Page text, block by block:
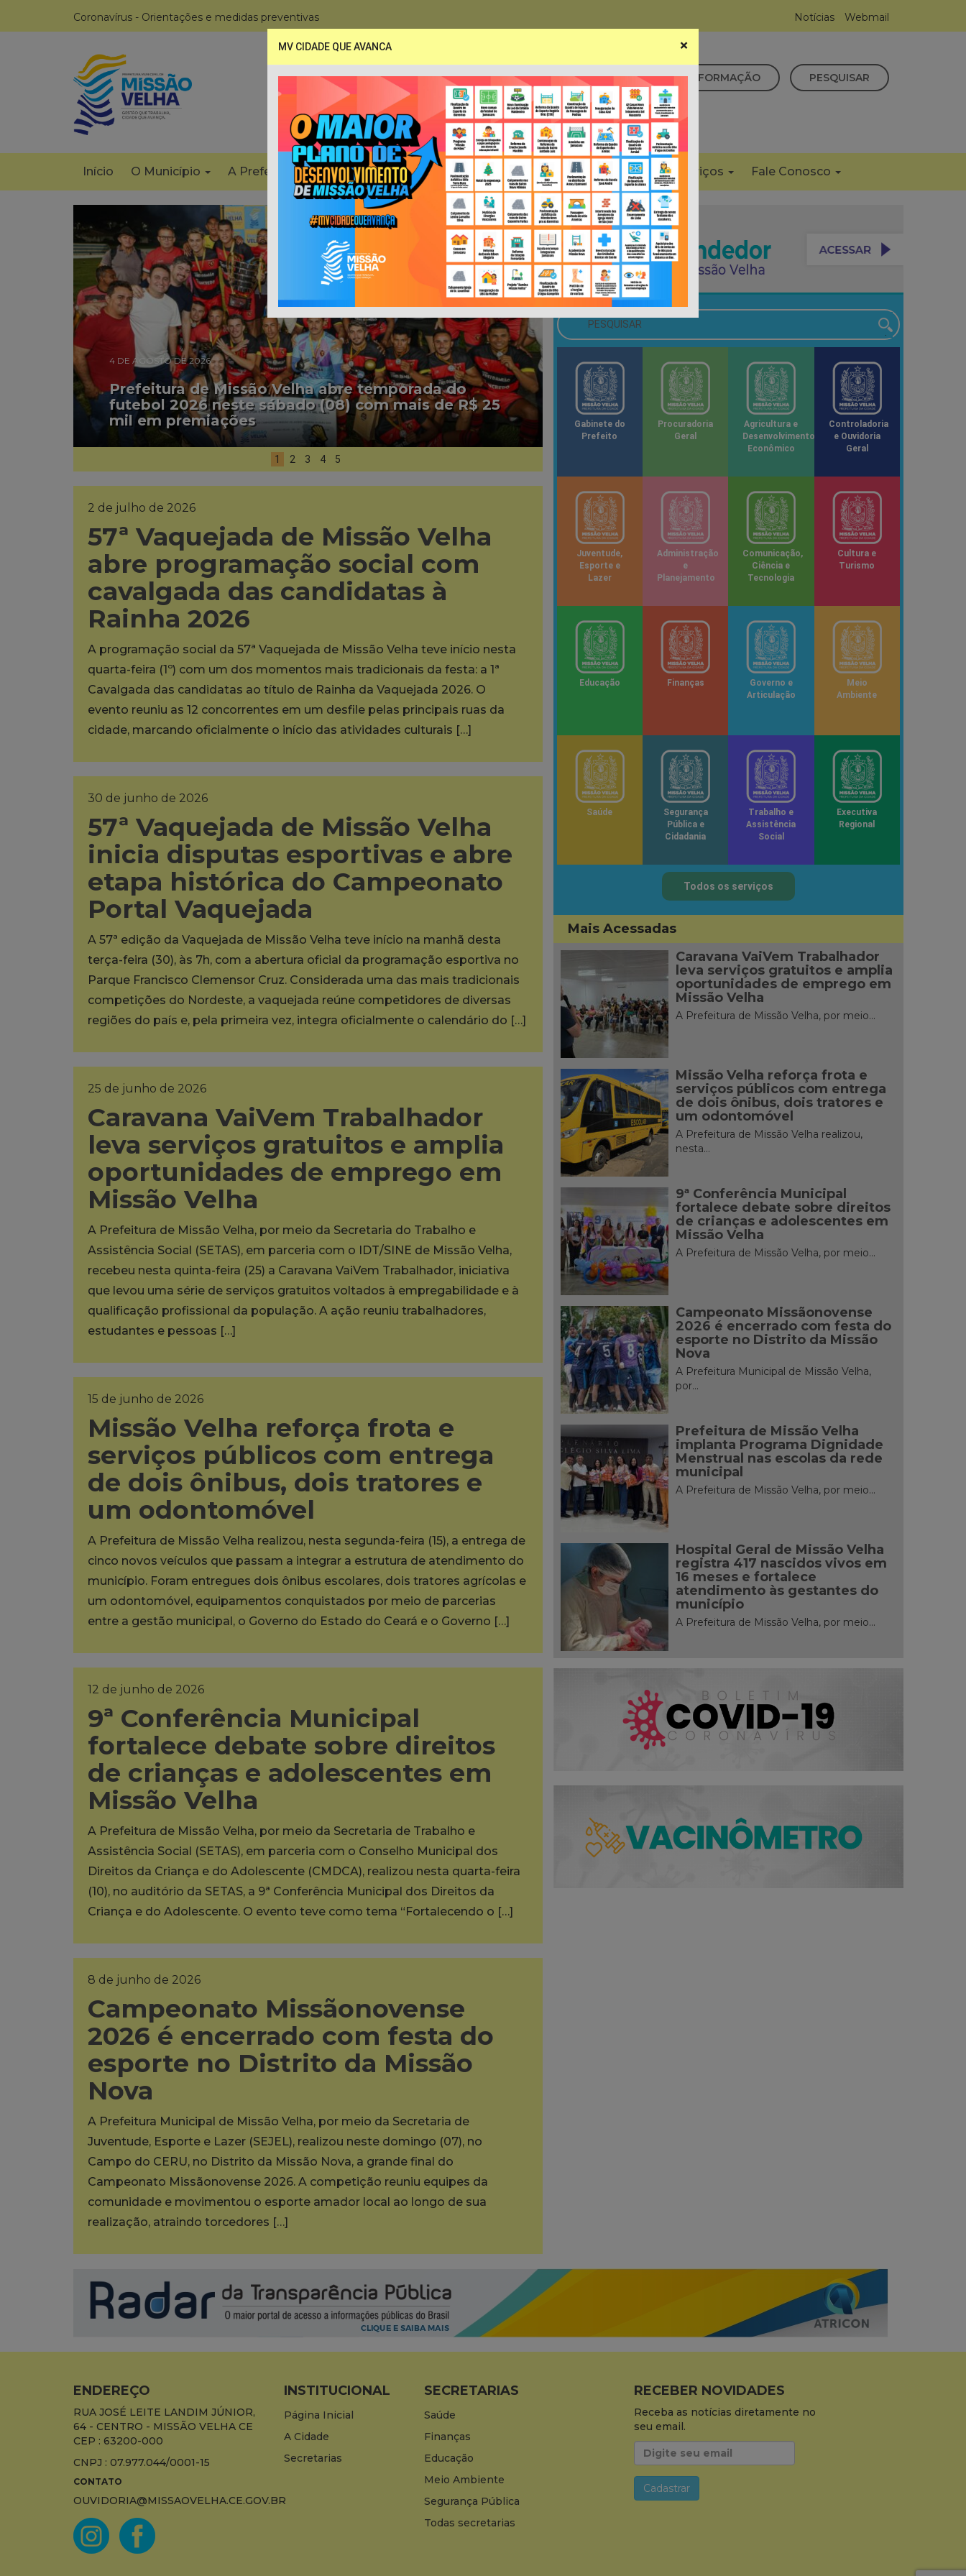
Coronavírus - Orientações e medidas preventivas Notícias Webmail
PORTAL DA TRANSPARÊNCIA ACESSO À INFORMAÇÃO PESQUISAR
Início O Município A Prefeitura Secretarias Publicações LRF e Contas Públicas Serviços Fale Conosco
1 2 3 4 5
4 DE AGOSTO DE 2026
Prefeitura de Missão Velha abre temporada do
futebol 2026 neste sábado (08) com mais de R$ 25
mil em premiações
2 de julho de 2026
57ª Vaquejada de Missão Velha
abre programação social com
cavalgada das candidatas à
Rainha 2026
A programação social da 57ª Vaquejada de Missão Velha teve início nesta
quarta-feira (1º) com um dos momentos mais tradicionais da festa: a 1ª
Cavalgada das candidatas ao título de Rainha da Vaquejada 2026. O
evento reuniu as 12 concorrentes em um desfile pelas principais ruas da
cidade, marcando oficialmente o início das atividades culturais […]
30 de junho de 2026
57ª Vaquejada de Missão Velha
inicia disputas esportivas e abre
etapa histórica do Campeonato
Portal Vaquejada
A 57ª edição da Vaquejada de Missão Velha teve início na manhã desta
terça-feira (30), às 7h, com a abertura oficial da programação esportiva no
Parque Francisco Clemensor Cruz. Considerada uma das mais tradicionais
competições do Nordeste, a vaquejada reúne competidores de diversas
regiões do país e, pela primeira vez, integra oficialmente o calendário do […]
25 de junho de 2026
Caravana VaiVem Trabalhador
leva serviços gratuitos e amplia
oportunidades de emprego em
Missão Velha
A Prefeitura de Missão Velha, por meio da Secretaria do Trabalho e
Assistência Social (SETAS), em parceria com o IDT/SINE de Missão Velha,
recebeu nesta quinta-feira (25) a Caravana VaiVem Trabalhador, iniciativa
que levou uma série de serviços gratuitos voltados à empregabilidade e à
qualificação profissional da população. A ação reuniu trabalhadores,
estudantes e pessoas […]
15 de junho de 2026
Missão Velha reforça frota e
serviços públicos com entrega
de dois ônibus, dois tratores e
um odontomóvel
A Prefeitura de Missão Velha realizou, nesta segunda-feira (15), a entrega de
cinco novos veículos que passam a integrar a estrutura de atendimento do
município. Foram entregues dois ônibus escolares, dois tratores agrícolas e
um odontomóvel, equipamentos conquistados por meio de parcerias
entre a gestão municipal, o Governo do Estado do Ceará e o Governo […]
12 de junho de 2026
9ª Conferência Municipal
fortalece debate sobre direitos
de crianças e adolescentes em
Missão Velha
A Prefeitura de Missão Velha, por meio da Secretaria de Trabalho e
Assistência Social (SETAS), em parceria com o Conselho Municipal dos
Direitos da Criança e do Adolescente (CMDCA), realizou nesta quarta-feira
(10), no auditório da SETAS, a 9ª Conferência Municipal dos Direitos da
Criança e do Adolescente. O evento teve como tema “Fortalecendo o […]
8 de junho de 2026
Campeonato Missãonovense
2026 é encerrado com festa do
esporte no Distrito da Missão
Nova
A Prefeitura Municipal de Missão Velha, por meio da Secretaria de
Juventude, Esporte e Lazer (SEJEL), realizou neste domingo (07), no
Campo do CERU, no Distrito da Missão Nova, a grande final do
Campeonato Missãonovense 2026. A competição reuniu equipes da
comunidade e movimentou o esporte amador local ao longo de sua
realização, atraindo torcedores […]
Gabinete do
Prefeito
Procuradoria
Geral
Agricultura e
Desenvolvimento
Econômico
Controladoria
e Ouvidoria
Geral
Juventude,
Esporte e
Lazer
Administração
e
Planejamento
Comunicação,
Ciência e
Tecnologia
Cultura e
Turismo
Educação Finanças
Governo e
Articulação
Meio
Ambiente
Saúde
Segurança
Pública e
Cidadania
Trabalho e
Assistência
Social
Executiva
Regional
Todos os serviços
Mais Acessadas
Caravana VaiVem Trabalhador
leva serviços gratuitos e amplia
oportunidades de emprego em
Missão Velha
A Prefeitura de Missão Velha, por meio...
Missão Velha reforça frota e
serviços públicos com entrega
de dois ônibus, dois tratores e
um odontomóvel
A Prefeitura de Missão Velha realizou,
nesta...
9ª Conferência Municipal
fortalece debate sobre direitos
de crianças e adolescentes em
Missão Velha
A Prefeitura de Missão Velha, por meio...
Campeonato Missãonovense
2026 é encerrado com festa do
esporte no Distrito da Missão
Nova
A Prefeitura Municipal de Missão Velha,
por...
Prefeitura de Missão Velha
implanta Programa Dignidade
Menstrual nas escolas da rede
municipal
A Prefeitura de Missão Velha, por meio...
Hospital Geral de Missão Velha
registra 417 nascidos vivos em
16 meses e fortalece
atendimento às gestantes do
município
A Prefeitura de Missão Velha, por meio...
×
MV CIDADE QUE AVANCA
ENDEREÇO
RUA JOSÉ LEITE LANDIM JÚNIOR,
64 - CENTRO - MISSÃO VELHA CE
CEP : 63200-000
CNPJ : 07.977.044/0001-15
CONTATO
OUVIDORIA@MISSAOVELHA.CE.GOV.BR
INSTITUCIONAL
Página Inicial
A Cidade
Secretarias
SECRETARIAS
Saúde
Finanças
Educação
Meio Ambiente
Segurança Pública
Todas secretarias
RECEBER NOVIDADES
Receba as notícias diretamente no
seu email.